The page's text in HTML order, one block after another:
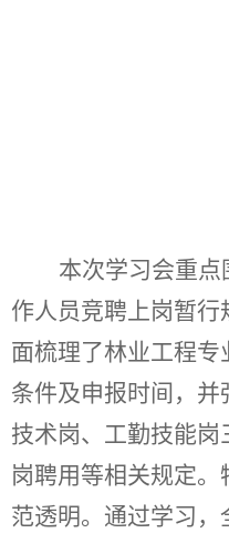
本次学习会重点
作人员竞聘上岗暂行
面梳理了林业工程
条件及申报时间， 并
技术岗、工勤技能
岗聘用 等相关规定。
范透明。通过学习